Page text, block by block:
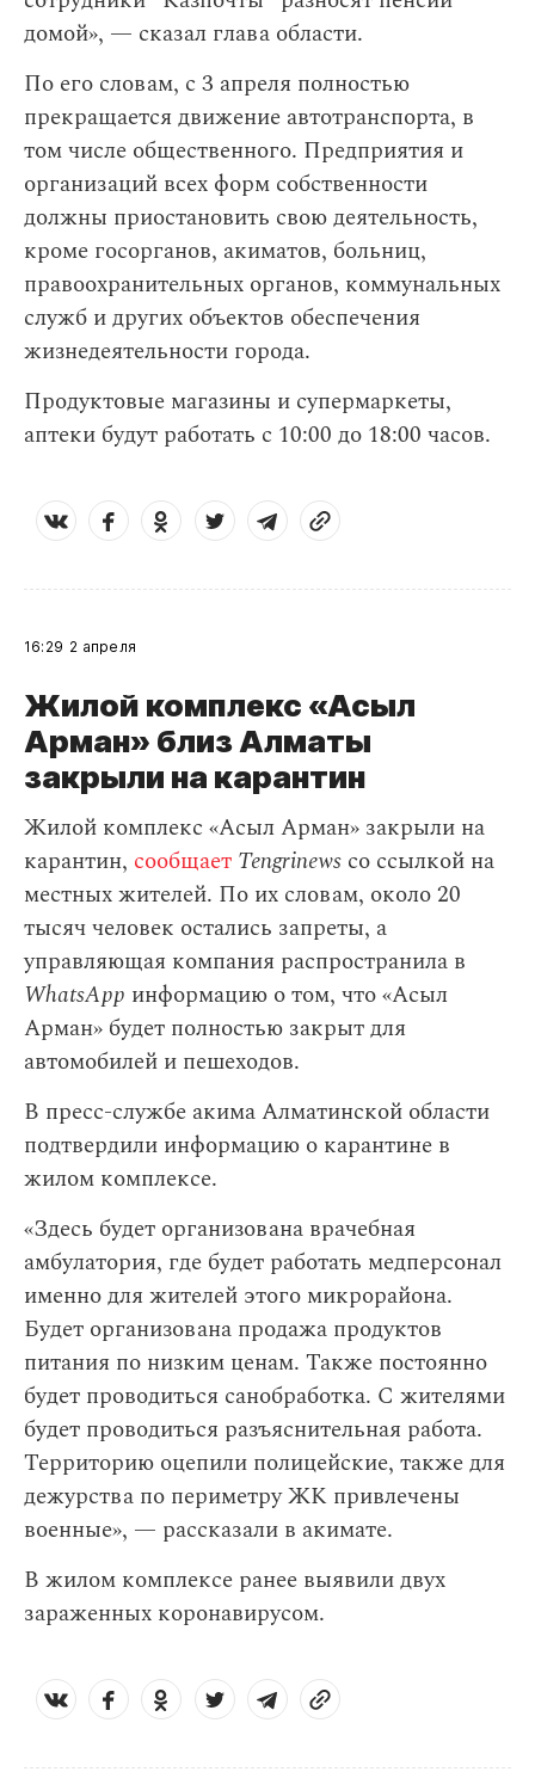
домой», — сказал глава области.
По его словам, с 3 апреля полностью
прекращается движение автотранспорта, в
том числе общественного. Предприятия и
организаций всех форм собственности
должны приостановить свою деятельность,
кроме госорганов, акиматов, больниц,
правоохранительных органов, коммунальных
служб и других объектов обеспечения
жизнедеятельности города.
Продуктовые магазины и супермаркеты,
аптеки будут работать с 10:00 до 18:00 часов.
16:29 2 апреля
Жилой комплекс «Асыл
Арман» близ Алматы
закрыли на карантин
Жилой комплекс «Асыл Арман» закрыли на
карантин, сообщает Tengrinews со ссылкой на
местных жителей. По их словам, около 20
тысяч человек остались запреты, а
управляющая компания распространила в
WhatsApp информацию о том, что «Асыл
Арман» будет полностью закрыт для
автомобилей и пешеходов.
В пресс-службе акима Алматинской области
подтвердили информацию о карантине в
жилом комплексе.
«Здесь будет организована врачебная
амбулатория, где будет работать медперсонал
именно для жителей этого микрорайона.
Будет организована продажа продуктов
питания по низким ценам. Также постоянно
будет проводиться санобработка. С жителями
будет проводиться разъяснительная работа.
Территорию оцепили полицейские, также для
дежурства по периметру ЖК привлечены
военные», — рассказали в акимате.
В жилом комплексе ранее выявили двух
зараженных коронавирусом.